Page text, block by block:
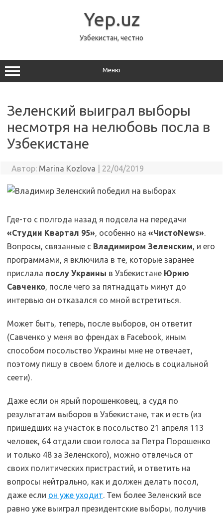
Yep.uz
Узбекистан, честно
Меню
Зеленский выиграл выборы
несмотря на нелюбовь посла в
Узбекистане
Автор: Marina Kozlova 22/04/2019
Где-то с полгода назад я подсела на передачи
«Студии Квартал 95», особенно на «ЧистоNews».
Вопросы, связанные с Владимиром Зеленским, и его
программами, я включила в те, которые заранее
прислала послу Украины в Узбекистане Юрию
Савченко, после чего за пятнадцать минут до
интервью он отказался со мной встретиться.
Может быть, теперь, после выборов, он ответит
(Савченко у меня во френдах в Facebook, иным
способом посольство Украины мне не отвечает,
поэтому пишу в своем блоге и делюсь в социальной
сеети).
Даже если он ярый порошенковец, а судя по
результатам выборов в Узбекистане, так и есть (из
пришедших на участок в посольство 21 апреля 113
человек, 64 отдали свои голоса за Петра Порошенко
и только 48 за Зеленского), можно отвлечься от
своих политических пристрастий, и ответить на
вопросы нейтрально, как и должен делать посол,
даже если он уже уходит. Тем более Зеленский все
равно уже выиграл президентские выборы, получив